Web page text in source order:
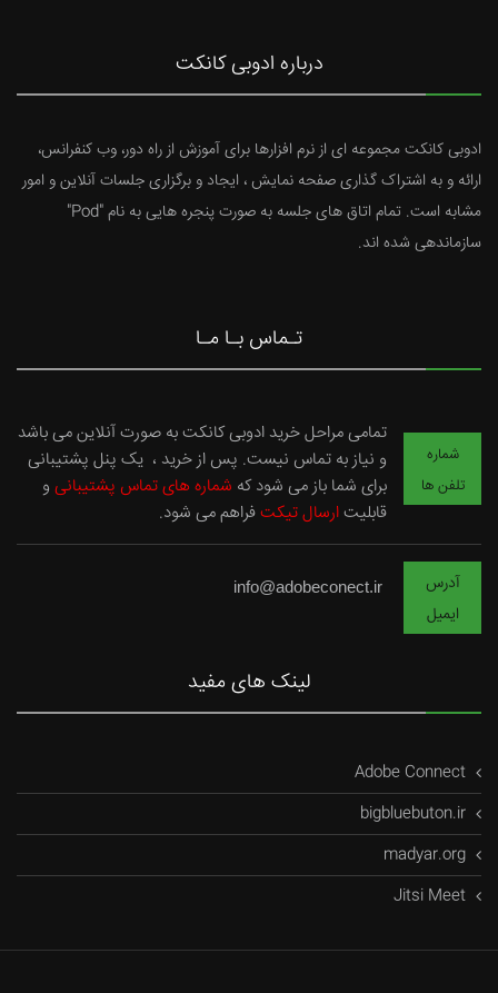
درباره ادوبی کانکت
ادوبی کانکت مجموعه ای از نرم افزارها برای آموزش از راه دور، وب کنفرانس،
ارائه و به اشتراک گذاری صفحه نمایش ، ایجاد و برگزاری جلسات آنلاین و امور
مشابه است. تمام اتاق های جلسه به صورت پنجره هایی به نام "Pod"
سازماندهی شده اند.
تـماس بـا مـا
شماره
تلفن ها
تمامی مراحل خرید ادوبی کانکت به صورت آنلاین می باشد
و نیاز به تماس نیست. پس از خرید ، یک پنل پشتیبانی
برای شما باز می شود که شماره های تماس پشتیبانی و
قابلیتارسال تیکتفراهم می شود.
آدرس
ایمیل
info@adobeconect.ir
لینک های مفید
Adobe Connect
bigbluebuton.ir
madyar.org
Jitsi Meet